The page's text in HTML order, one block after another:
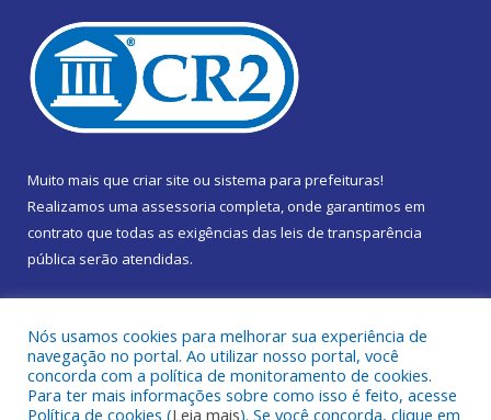
Muito mais que criar site ou sistema para prefeituras!
Realizamos uma assessoria completa, onde garantimos em
contrato que todas as exigências das leis de transparência
pública serão atendidas.
Nós usamos cookies para melhorar sua experiência de
navegação no portal. Ao utilizar nosso portal, você
concorda com a política de monitoramento de cookies.
Para ter mais informações sobre como isso é feito, acesse
Política de cookies (Leia mais). Se você concorda, clique em